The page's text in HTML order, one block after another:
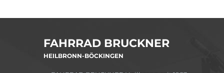
FAHRRAD BRUCKNER
HEILBRONN-BÖCKINGEN